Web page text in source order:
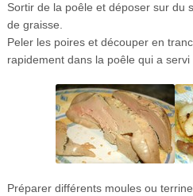
Sortir de la poêle et déposer sur du
de graisse.
Peler les poires et découper en
rapidement dans la poêle qui a
Préparer différents moules ou